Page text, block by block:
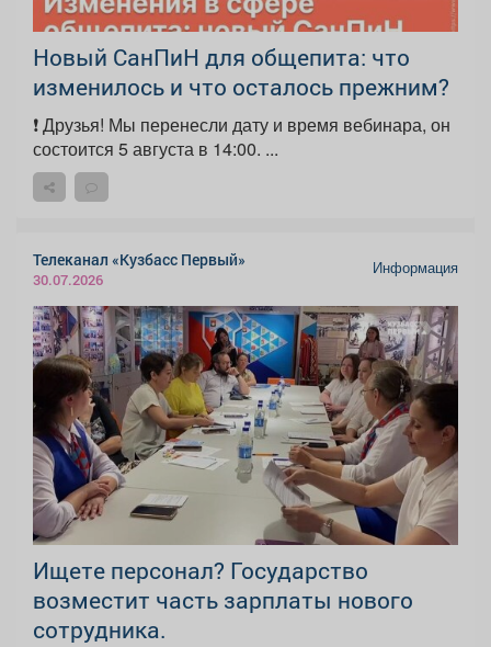
Новый СанПиН для общепита: что
изменилось и что осталось прежним?
❗ Друзья! Мы перенесли дату и время вебинара, он
состоится 5 августа в 14:00. ...
Телеканал «Кузбасс Первый»
30.07.2026
Информация
Ищете персонал? Государство
возместит часть зарплаты нового
сотрудника.